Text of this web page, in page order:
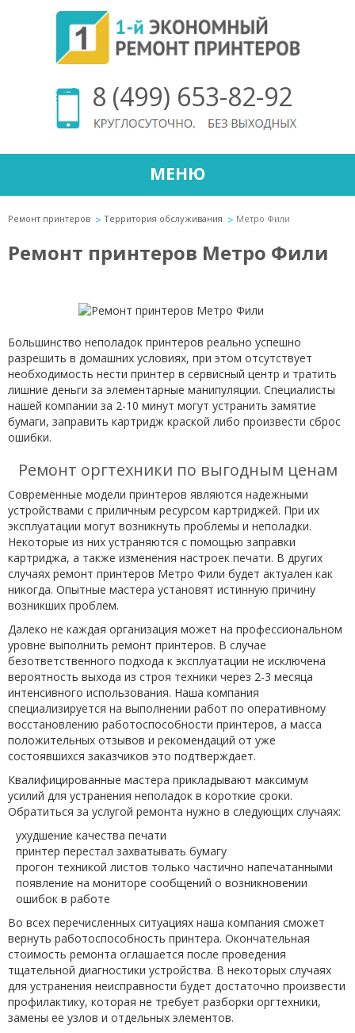
8 (499) 653-82-92
МЕНЮ
Ремонт принтеров Территория обслуживания Метро Фили
Ремонт принтеров Метро Фили
Большинство неполадок принтеров реально успешно
разрешить в домашних условиях, при этом отсутствует
необходимость нести принтер в сервисный центр и тратить
лишние деньги за элементарные манипуляции. Специалисты
нашей компании за 2-10 минут могут устранить замятие
бумаги, заправить картридж краской либо произвести сброс
ошибки.
Ремонт оргтехники по выгодным ценам
Современные модели принтеров являются надежными
устройствами с приличным ресурсом картриджей. При их
эксплуатации могут возникнуть проблемы и неполадки.
Некоторые из них устраняются с помощью заправки
картриджа, а также изменения настроек печати. В других
случаях ремонт принтеров Метро Фили будет актуален как
никогда. Опытные мастера установят истинную причину
возникших проблем.
Далеко не каждая организация может на профессиональном
уровне выполнить ремонт принтеров. В случае
безответственного подхода к эксплуатации не исключена
вероятность выхода из строя техники через 2-3 месяца
интенсивного использования. Наша компания
специализируется на выполнении работ по оперативному
восстановлению работоспособности принтеров, а масса
положительных отзывов и рекомендаций от уже
состоявшихся заказчиков это подтверждает.
Квалифицированные мастера прикладывают максимум
усилий для устранения неполадок в короткие сроки.
Обратиться за услугой ремонта нужно в следующих случаях:
ухудшение качества печати
принтер перестал захватывать бумагу
прогон техникой листов только частично напечатанными
появление на мониторе сообщений о возникновении
ошибок в работе
Во всех перечисленных ситуациях наша компания сможет
вернуть работоспособность принтера. Окончательная
стоимость ремонта оглашается после проведения
тщательной диагностики устройства. В некоторых случаях
для устранения неисправности будет достаточно произвести
профилактику, которая не требует разборки оргтехники,
замены ее узлов и отдельных элементов.